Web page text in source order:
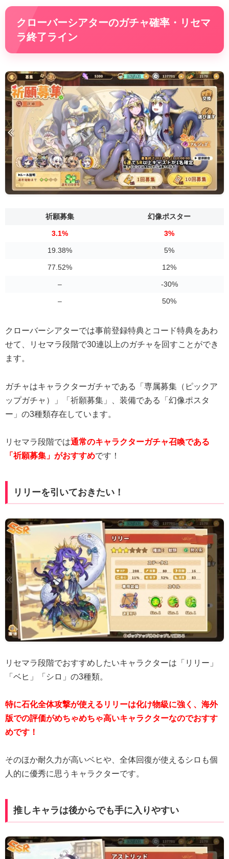
クローバーシアターのガチャ確率・リセマ
ラ終了ライン
祈願募集 幻像ポスター
3.1% 3%
19.38% 5%
77.52% 12%
– -30%
– 50%
クローバーシアターでは事前登録特典とコード特典をあわ
せて、リセマラ段階で30連以上のガチャを回すことができ
ます。
ガチャはキャラクターガチャである「専属募集（ピックア
ップガチャ）」「祈願募集」、装備である「幻像ポスタ
ー」の3種類存在しています。
リセマラ段階では通常のキャラクターガチャ召喚である
「祈願募集」がおすすめです！
リリーを引いておきたい！
リセマラ段階でおすすめしたいキャラクターは「リリー」
「ベヒ」「シロ」の3種類。
特に石化全体攻撃が使えるリリーは化け物級に強く、海外
版での評価がめちゃめちゃ高いキャラクターなのでおすす
めです！
そのほか耐久力が高いベヒや、全体回復が使えるシロも個
人的に優秀に思うキャラクターです。
推しキャラは後からでも手に入りやすい